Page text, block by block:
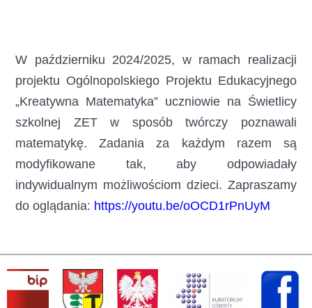
W październiku 2024/2025, w ramach realizacji
projektu Ogólnopolskiego Projektu Edukacyjnego
„Kreatywna Matematyka” uczniowie na Świetlicy
szkolnej ZET w sposób twórczy poznawali
matematykę. Zadania za każdym razem są
modyfikowane tak, aby odpowiadały
indywidualnym możliwościom dzieci. Zapraszamy
do oglądania: https://youtu.be/oOCD1rPnUyM